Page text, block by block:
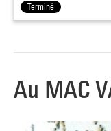
Terminé
Au MAC